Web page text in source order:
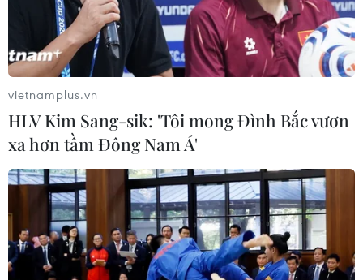
vietnamplus.vn
HLV Kim Sang-sik: 'Tôi mong Đình Bắc vươn
xa hơn tầm Đông Nam Á'